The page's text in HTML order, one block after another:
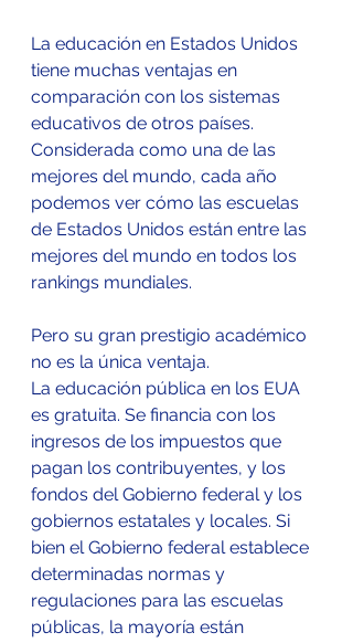
La educación en Estados Unidos
tiene muchas ventajas en
comparación con los sistemas
educativos de otros países.
Considerada como una de las
mejores del mundo, cada año
podemos ver cómo las escuelas
de Estados Unidos están entre las
mejores del mundo en todos los
rankings mundiales.
Pero su gran prestigio académico
no es la única ventaja.
La educación pública en los EUA
es gratuita. Se financia con los
ingresos de los impuestos que
pagan los contribuyentes, y los
fondos del Gobierno federal y los
gobiernos estatales y locales. Si
bien el Gobierno federal establece
determinadas normas y
regulaciones para las escuelas
públicas, la mayoría están